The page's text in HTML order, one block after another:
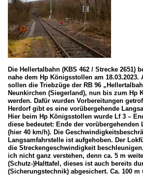
Die Hellertalbahn (KBS 462 / Strecke 2651)
nahe dem Hp Königsstollen am 18.03.2023.
sollen die Triebzüge der RB 96
Neunkirchen (Siegerland), nun bis zum Hp
werden. Dafür wurden Vorbereitungen
Herdorf gibt es eine vorübergehende
Hier beim Hp Königsstollen wurde Lf 3 –
diese bedeutet: Ende der vorübergehenden
(hier 40 km/h). Die
Langsamfahrstelle ist aufgehoben. Der
die Streckengeschwindigkeit
ich nicht ganz verstehen, denn ca. 5 m
(Schutz-)Halttafel, dieses ist auch bereits
(Sicherungstechnik) abgesichert. Ca. 100